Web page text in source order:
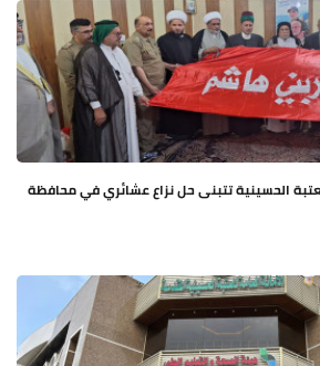
سنوات.. العتبة الحسينية تتبنى حل نزاع عشائري في محافظة